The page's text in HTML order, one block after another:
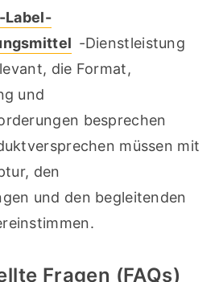
Label-
-Dienstleistung
die Format,
und
besprechen
müssen mit
den
und den begleitenden
Fragen (FAQs)